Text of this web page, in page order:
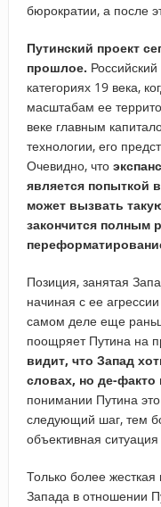
бюрократии, а после
Путинский проект
прошлое.
категориях 19 века,
масштабам ее
веке главным
технологии, его
Очевидно, что
является попыткой
может вызвать
закончится полным
Позиция, занятая
начиная с ее
самом деле еще
поощряет Путина на
видит, что Запад
словах, но де-факто
понимании Путина
следующий шаг, тем
объективная
Только более
Запада в отношении